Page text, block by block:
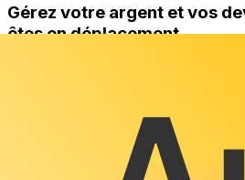
Gérez votre argent et vos
êtes en déplacement
programmez des alertes de taux
l'argent à l'étranger sans frais
l'application dès aujourd'hui !